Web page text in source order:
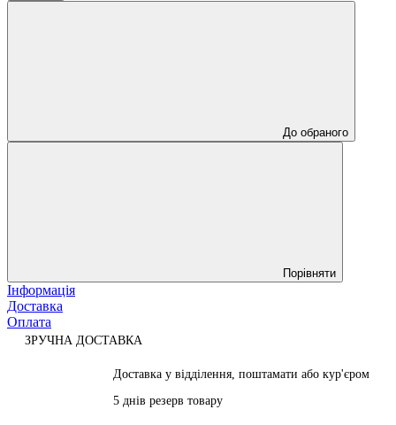
До обраного
Порівняти
Інформація
Доставка
Оплата
ЗРУЧНА ДОСТАВКА
Доставка у відділення, поштамати або кур'єром
5 днів резерв товару